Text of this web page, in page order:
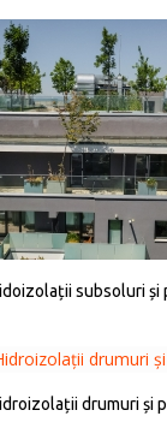
subsoluri și
drumuri și